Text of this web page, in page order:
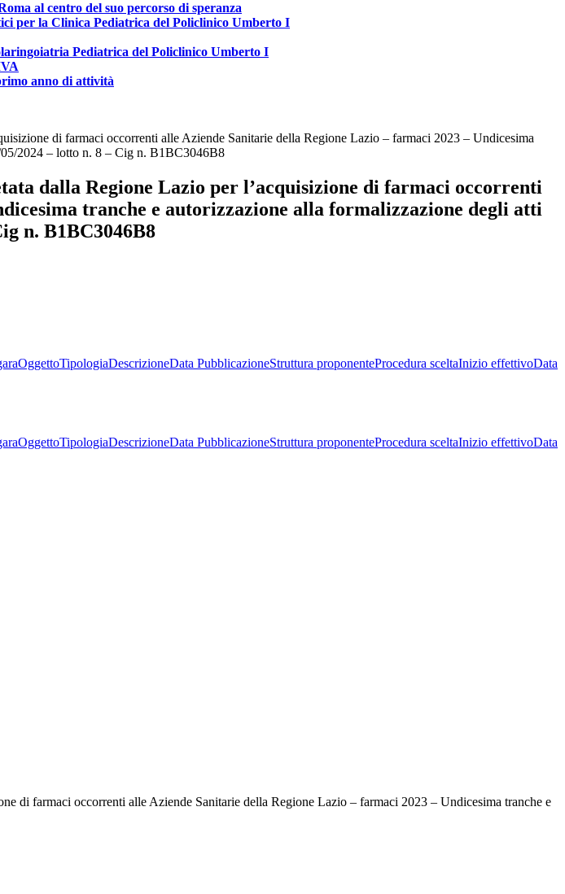
al centro del suo percorso di speranza
per la Clinica Pediatrica del Policlinico Umberto I
Pediatrica del Policlinico Umberto I
anno di attività
di farmaci occorrenti alle Aziende Sanitarie della Regione Lazio – farmaci 2023 – Undicesima
2024 – lotto n. 8 – Cig n. B1BC3046B8
dalla Regione Lazio per l’acquisizione di farmaci occorrenti
tranche e autorizzazione alla formalizzazione degli atti
n. B1BC3046B8
OggettoTipologiaDescrizioneData PubblicazioneStruttura proponenteProcedura sceltaInizio effettivoData
OggettoTipologiaDescrizioneData PubblicazioneStruttura proponenteProcedura sceltaInizio effettivoData
di farmaci occorrenti alle Aziende Sanitarie della Regione Lazio – farmaci 2023 – Undicesima tranche e